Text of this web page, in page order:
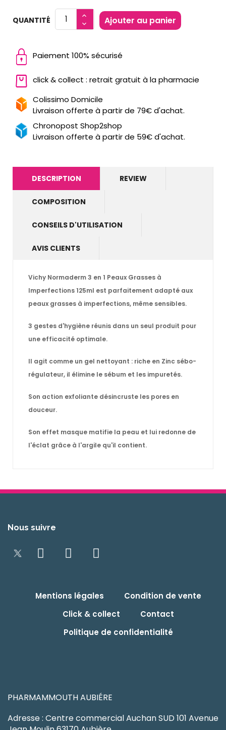
QUANTITÉ Ajouter au panier
Paiement 100% sécurisé
click & collect : retrait gratuit à la pharmacie
Colissimo Domicile
Livraison offerte à partir de 79€ d'achat.
Chronopost Shop2shop
Livraison offerte à partir de 59€ d'achat.
DESCRIPTION REVIEW
COMPOSITION
CONSEILS D'UTILISATION
AVIS CLIENTS
Vichy Normaderm 3 en 1 Peaux Grasses à
Imperfections 125ml est parfaitement adapté aux
peaux grasses à imperfections, même sensibles.
3 gestes d'hygiène réunis dans un seul produit pour
une efficacité optimale.
Il agit comme un gel nettoyant : riche en Zinc sébo-
régulateur, il élimine le sébum et les impuretés.
Son action exfoliante désincruste les pores en
douceur.
Son effet masque matifie la peau et lui redonne de
l'éclat grâce à l'argile qu'il contient.
Nous suivre
Mentions légales
Condition de vente
Click & collect
Contact
Politique de confidentialité
PHARMAMMOUTH AUBIÉRE
Adresse : Centre commercial Auchan SUD 101 Avenue